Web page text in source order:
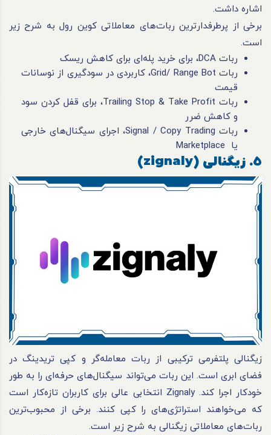
اشاره داشت.
برخی از پرطرفدارترین ربات‌های معاملاتی کوین رول به شرح زیر
است.
ربات DCA، برای خرید پله‌ای برای کاهش ریسک
ربات Grid/ Range Bot، کاربردی در سودگیری از نوسانات
قیمت
ربات Trailing Stop & Take Profit، برای قفل کردن سود
و کاهش ضرر
ربات Signal / Copy Trading، اجرای سیگنال‌های خارجی
یا Marketplace
5. زیگنالی (zignaly)
زیگنالی پلتفرمی ترکیبی از ربات معامله‌گر و کپی تریدینگ در
فضای ابری است. این ربات می‌تواند سیگنال‌های حرفه‌ای را به طور
خودکار اجرا کند. Zignaly انتخابی عالی برای کاربران تازه‌کار است
که می‌خواهند استراتژی‌های را کپی کنند. برخی از محبوب‌ترین
ربات‌های معاملاتی زیگنالی به شرح زیر است.